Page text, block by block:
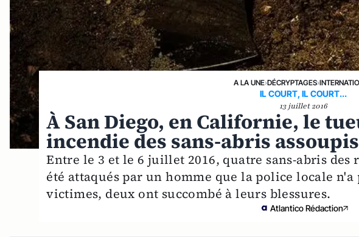
A LA UNE›DÉCRYPTAGES›
IL COURT, IL COURT...
13 juillet 2016
À San Diego, en Californie, le
incendie des sans-abris
Entre le 3 et le 6 juillet 2016, quatre sans-abris des
été attaqués par un homme que la police locale
victimes, deux ont succombé à leurs blessures.
Atlantico Rédaction